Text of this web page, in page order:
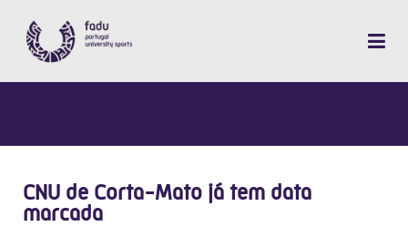
CNU de Corta-Mato já tem data
marcada